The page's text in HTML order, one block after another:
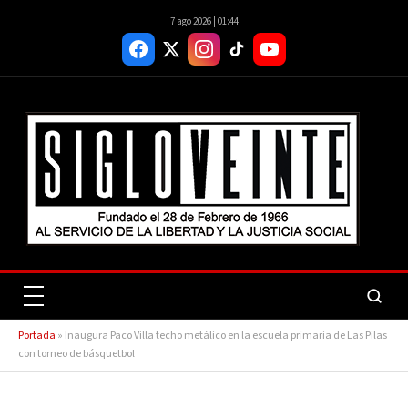
7 ago 2026 | 01:44
Portada » Inaugura Paco Villa techo metálico en la escuela primaria de Las Pilas
con torneo de básquetbol